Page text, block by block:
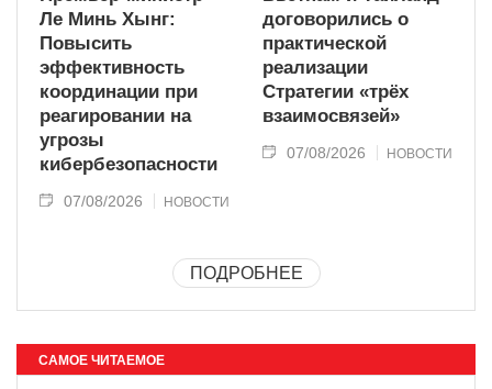
Ле Минь Хынг:
Повысить
эффективность
координации при
реагировании на
угрозы
кибербезопасности
07/08/2026 НОВОСТИ
договорились о
практической
реализации
Стратегии «трёх
взаимосвязей»
07/08/2026 НОВОСТИ
ПОДРОБНЕЕ
САМОЕ ЧИТАЕМОЕ